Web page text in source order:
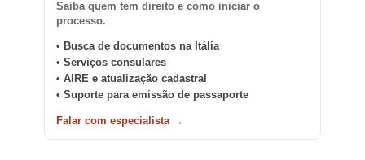
Saiba quem tem direito e como iniciar o
processo.
• Busca de documentos na Itália
• Serviços consulares
• AIRE e atualização cadastral
• Suporte para emissão de passaporte
Falar com especialista →